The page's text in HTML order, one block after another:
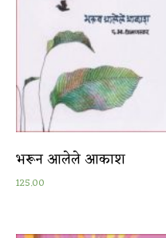
भरून आलेले आकाश
125.00